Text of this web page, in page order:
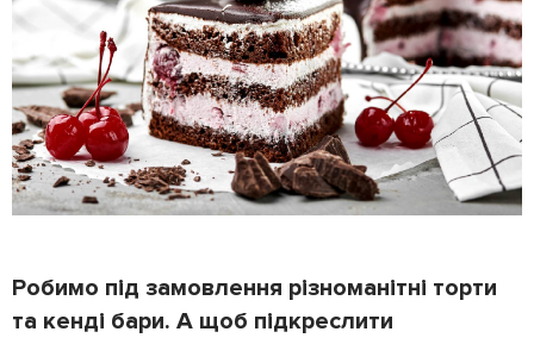
Робимо під замовлення різноманітні торти
та кенді бари. А щоб підкреслити